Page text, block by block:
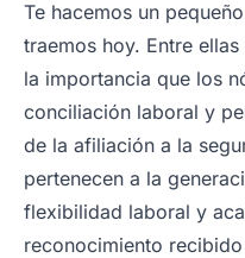
Te hacemos un
traemos hoy. Entre
la importancia que los
conciliación laboral y
de la afiliación a la
pertenecen a la
flexibilidad laboral y
reconocimiento